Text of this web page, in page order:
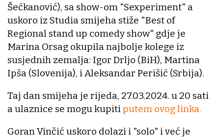
Šećkanović), sa show-om "Sexperiment" a
uskoro iz Studia smijeha stiže "Best of
Regional stand up comedy show" gdje je
Marina Orsag okupila najbolje kolege iz
susjednih zemalja: Igor Drljo (BiH), Martina
Ipša (Slovenija), i Aleksandar Perišić (Srbija).
Taj dan smijeha je rijeda, 27.03.2024. u 20 sati
a ulaznice se mogu kupitiputem ovog linka.
Goran Vinčić uskoro dolazi i "solo" i već je